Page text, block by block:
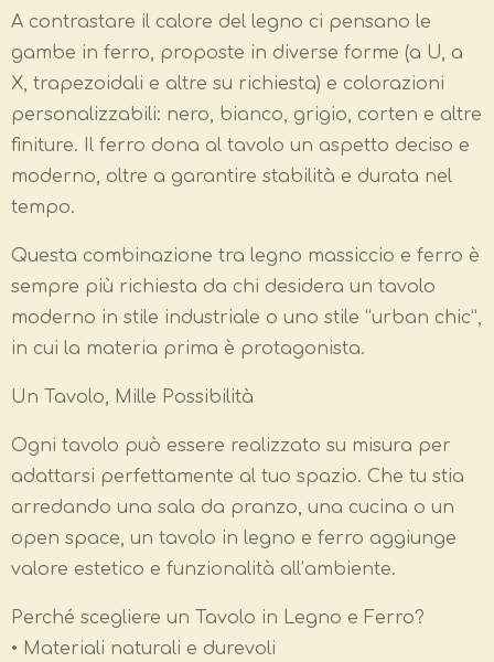
A contrastare il calore del legno ci pensano le
gambe in ferro, proposte in diverse forme (a U, a
X, trapezoidali e altre su richiesta) e colorazioni
personalizzabili: nero, bianco, grigio, corten e altre
finiture. Il ferro dona al tavolo un aspetto deciso e
moderno, oltre a garantire stabilità e durata nel
tempo.
Questa combinazione tra legno massiccio e ferro è
sempre più richiesta da chi desidera un tavolo
moderno in stile industriale o uno stile “urban chic”,
in cui la materia prima è protagonista.
Un Tavolo, Mille Possibilità
Ogni tavolo può essere realizzato su misura per
adattarsi perfettamente al tuo spazio. Che tu stia
arredando una sala da pranzo, una cucina o un
open space, un tavolo in legno e ferro aggiunge
valore estetico e funzionalità all’ambiente.
Perché scegliere un Tavolo in Legno e Ferro?
• Materiali naturali e durevoli